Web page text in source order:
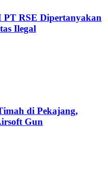
PT RSE Dipertanyakan
Ilegal
di Pekajang,
Gun